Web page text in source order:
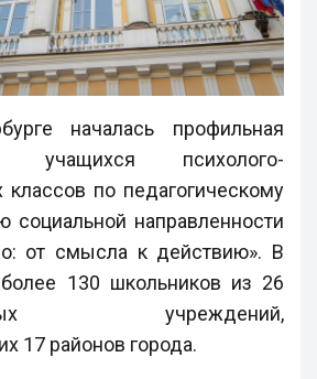
началась профильная
психолого-
классов по педагогическому
социальной направленности
от смысла к действию». В
более 130 школьников из 26
учреждений,
17 районов города.